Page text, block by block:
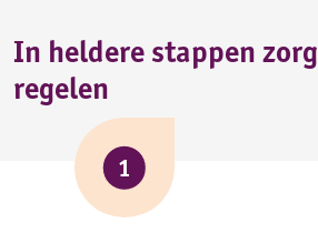
In heldere stappen zorg
regelen
1